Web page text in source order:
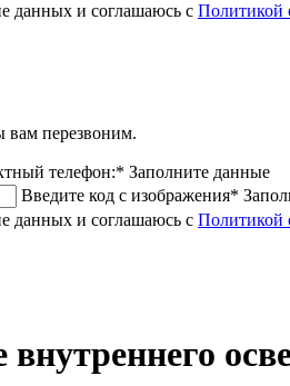
данных и соглашаюсь с Политикой
вам перезвоним.
телефон:* Заполните данные
Введите код с изображения*
данных и соглашаюсь с Политикой